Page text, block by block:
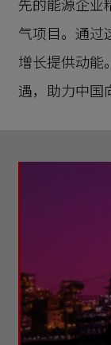
先的能源企业
气项目。通过
增长提供动能
遇，助力中国